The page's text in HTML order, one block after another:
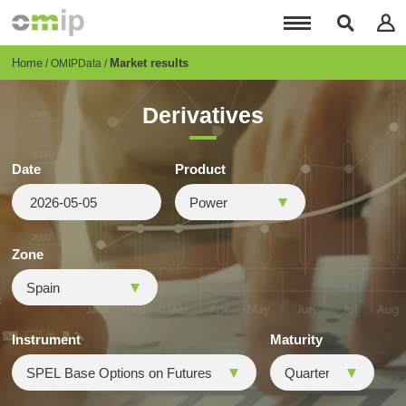
content
Breadcrumb
Home OMIPData Market results
Derivatives
Date Product
Zone
Instrument Maturity